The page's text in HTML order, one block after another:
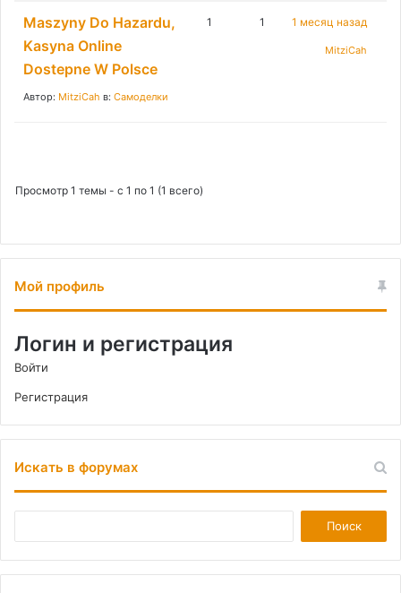
Maszyny Do Hazardu,
Kasyna Online
Dostepne W Polsce
Автор: MitziCah в: Самоделки
1 1 1 месяц назад
MitziCah
Просмотр 1 темы - с 1 по 1 (1 всего)
Мой профиль
Логин и регистрация
Войти
Регистрация
Искать в форумах